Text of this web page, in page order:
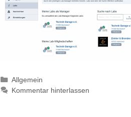
Kategorien
Allgemein
Kommentar hinterlassen